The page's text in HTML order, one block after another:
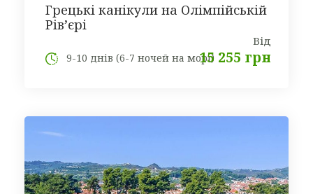
Грецькі канікули на Олімпійській
Рів’єрі
Від
15 255 грн
9-10 днів (6-7 ночей на морі)